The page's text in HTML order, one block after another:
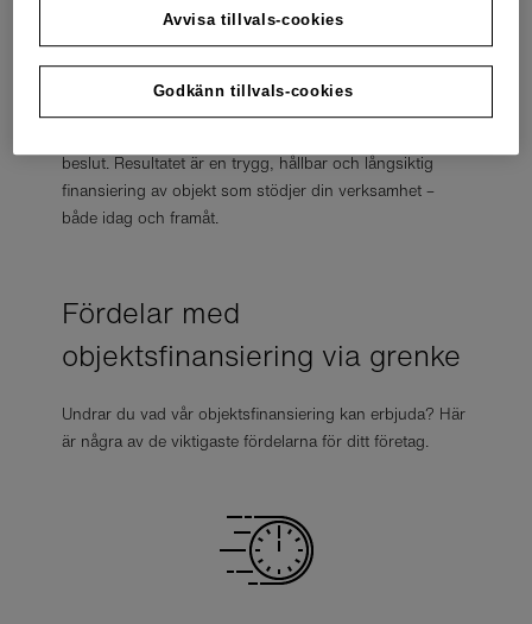
Hos grenke får du alltid en personlig kontaktperson
som guidar dig genom hela processen och tar fram en
skräddarsydd offert baserad på företagets ekonomi och
beslut. Resultatet är en trygg, hållbar och långsiktig
finansiering av objekt som stödjer din verksamhet –
både idag och framåt.
Fördelar med
objektsfinansiering via grenke
Undrar du vad vår objektsfinansiering kan erbjuda? Här
är några av de viktigaste fördelarna för ditt företag.
Avvisa tillvals-cookies
Godkänn tillvals-cookies